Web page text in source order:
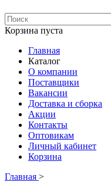
Корзина пуста
Главная
Каталог
О компании
Поставщики
Вакансии
Доставка и сборка
Акции
Контакты
Оптовикам
Личный кабинет
Корзина
Главная >